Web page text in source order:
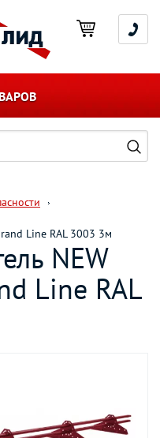
Line RAL 3003 3м
NEW
Line RAL